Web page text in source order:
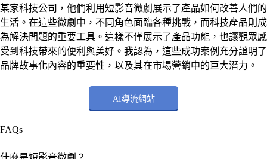
某家科技公司，他們利用短影音微劇展示了產品如何改善人們的
生活。在這些微劇中，不同角色面臨各種挑戰，而科技產品則成
為解決問題的重要工具。這樣不僅展示了產品功能，也讓觀眾感
受到科技帶來的便利與美好。我認為，這些成功案例充分證明了
品牌故事化內容的重要性，以及其在市場營銷中的巨大潛力。
AI導流網站
FAQs